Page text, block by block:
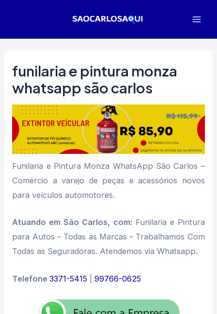
funilaria e pintura monza
whatsapp são carlos
Funilaria e Pintura Monza WhatsApp São Carlos –
Comércio a varejo de peças e acessórios novos
para veículos automotores.
Atuando em São Carlos, com: Funilaria e Pintura
para Autos – Todas as Marcas – Trabalhamos Com
Todas as Seguradoras. Atendemos via Whatsapp.
Telefone3371-5415 |99766-0625